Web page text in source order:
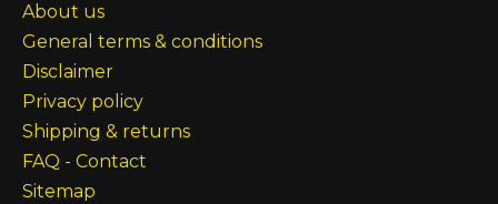
About us
General terms & conditions
Disclaimer
Privacy policy
Shipping & returns
FAQ - Contact
Sitemap